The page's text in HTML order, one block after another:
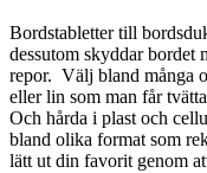
Bordstabletter till
dessutom skyddar bordet
repor. Välj bland många
eller lin som man får
Och hårda i plast och
bland olika format som
lätt ut din favorit genom